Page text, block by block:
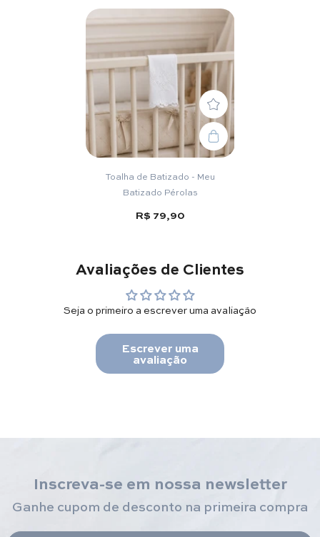
Toalha de Batizado - Meu
Batizado Pérolas
R$ 79,90
Avaliações de Clientes
Seja o primeiro a escrever uma avaliação
Escrever uma
avaliação
Inscreva-se em nossa newsletter
Ganhe cupom de desconto na primeira compra